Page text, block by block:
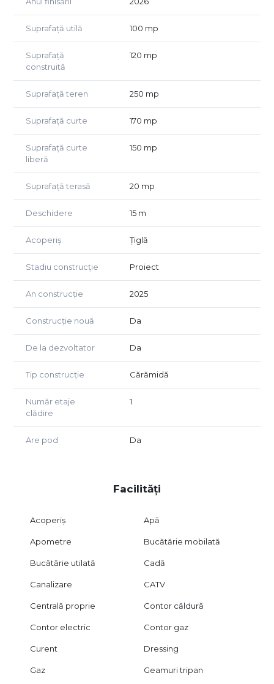
Suprafață utilă 100 mp
Suprafață
construită
120 mp
Suprafață teren 250 mp
Suprafață curte 170 mp
Suprafață curte
liberă
150 mp
Suprafață terasă 20 mp
Deschidere 15 m
Acoperiș Țiglă
Stadiu construcție Proiect
An construcție 2025
Construcție nouă Da
De la dezvoltator Da
Tip construcție Cărămidă
Număr etaje
clădire
1
Are pod Da
Facilități
Acoperiș Apă
Apometre Bucătărie mobilată
Bucătărie utilată Cadă
Canalizare CATV
Centrală proprie Contor căldură
Contor electric Contor gaz
Curent Dressing
Gaz Geamuri tripan